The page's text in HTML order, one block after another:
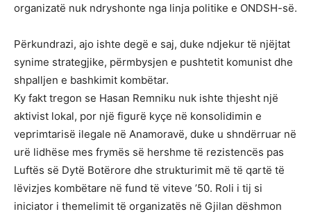
organizatë nuk ndryshonte nga linja politike e ONDSH-së.
Përkundrazi, ajo ishte degë e saj, duke ndjekur të njëjtat
synime strategjike, përmbysjen e pushtetit komunist dhe
shpalljen e bashkimit kombëtar.
Ky fakt tregon se Hasan Remniku nuk ishte thjesht një
aktivist lokal, por një figurë kyçe në konsolidimin e
veprimtarisë ilegale në Anamoravë, duke u shndërruar në
urë lidhëse mes frymës së hershme të rezistencës pas
Luftës së Dytë Botërore dhe strukturimit më të qartë të
lëvizjes kombëtare në fund të viteve ’50. Roli i tij si
iniciator i themelimit të organizatës në Gjilan dëshmon